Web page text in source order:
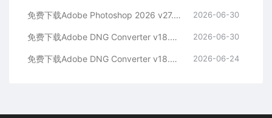
免费下载Adobe Photoshop 2026 v27.8.0.13 for win多国语言版正式中文最新PS软件激活一键安装包Ai智能修图设计师平面设计工具 2026-06-30
免费下载Adobe DNG Converter v18.4.0 for Mac多国语言中文版安装包图片RAW相机照片格式转换器Lrc数字负片PS插件软件工具 2026-06-30
免费下载Adobe DNG Converter v18.4.0 for Win多国语言中文版安装包图片RAW相机照片格式转换器Lrc数字负片PS插件软件工具 2026-06-24